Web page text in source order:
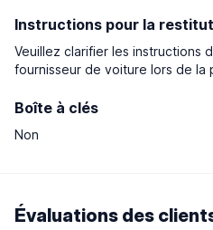
Instructions pour la
Veuillez clarifier les instructions
fournisseur de voiture lors de la
Boîte à clés
Non
Évaluations des